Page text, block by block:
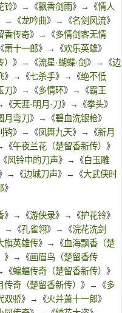
铃》→《飘香剑雨》→《情人
→《龙吟曲》→《名剑风流》
香传奇》→《多情剑客无情
萧十一郎》→《欢乐英雄》
》→《流星·蝴蝶·剑 》→《边
》→《七杀手》→《绝不低
刀》→《多情环》→《霸王
《天涯·明月·刀》→《拳头》
月弯刀》→《碧血洗银枪》
钩》→《凤舞九天》→《新月
《午夜兰花（楚留香新传） 》
风铃中的刀声》→《白玉雕
→《边城刀声》→《大武侠时
》
》→《游侠录》→《护花铃》
→《孔雀翎》→《浣花洗剑
旗英雄传》→《血海飘香（楚
》→《画眉鸟（楚留香传
《蝙蝠传奇（楚留香新传） 》
传奇（楚留香新传） 》→《多
双骄》→《火并萧十一郎》